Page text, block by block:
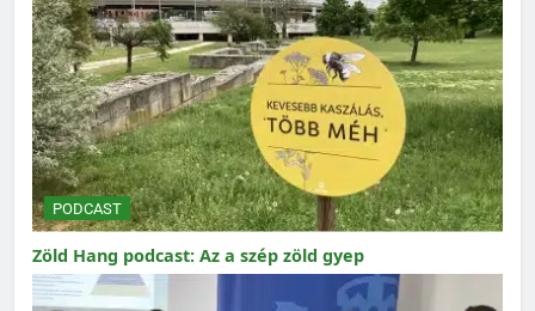
PODCAST
Zöld Hang podcast: Az a szép zöld gyep